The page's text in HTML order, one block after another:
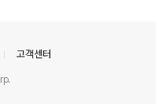
고객센터